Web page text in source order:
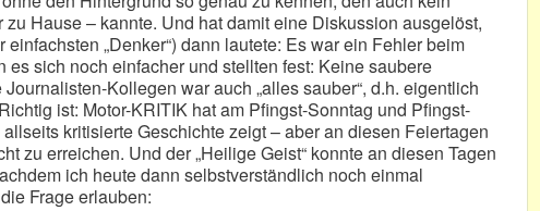
Hause – kannte. Und hat damit eine Diskussion ausgelöst,
„Denker“) dann lautete: Es war ein Fehler beim
es sich noch einfacher und stellten fest: Keine saubere
Kollegen war auch „alles sauber“, d.h. eigentlich
ist: Motor-KRITIK hat am Pfingst-Sonntag und Pfingst-
kritisierte Geschichte zeigt – aber an diesen Feiertagen
zu erreichen. Und der „Heilige Geist“ konnte an diesen Tagen
ich heute dann selbstverständlich noch einmal
Frage erlauben: